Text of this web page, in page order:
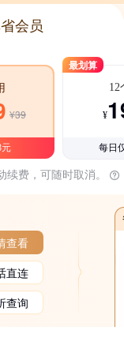
会员
¥39
最划算
12
¥
每日
续费，可随时取消。
查看
直连
查询